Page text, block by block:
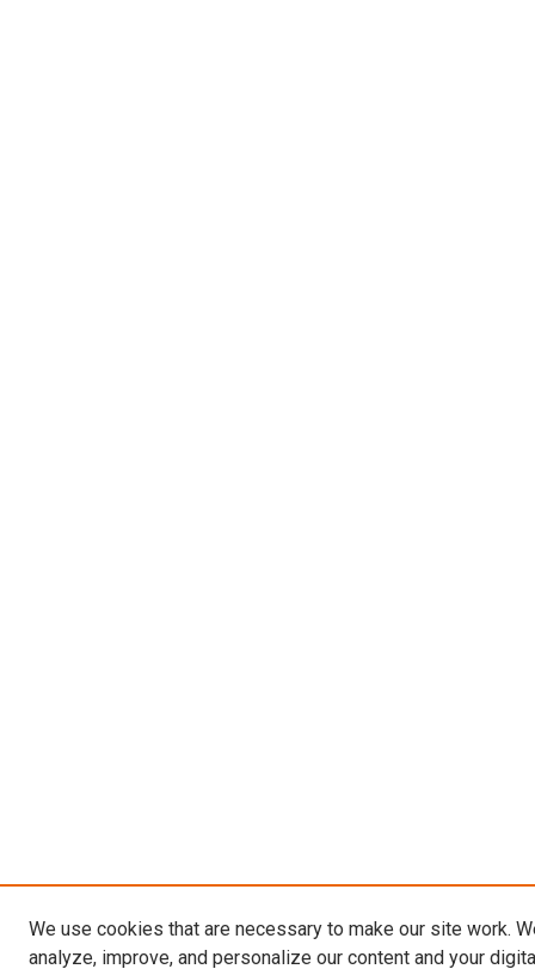
We use cookies that are necessary to make our site work.
analyze, improve, and personalize our content and your